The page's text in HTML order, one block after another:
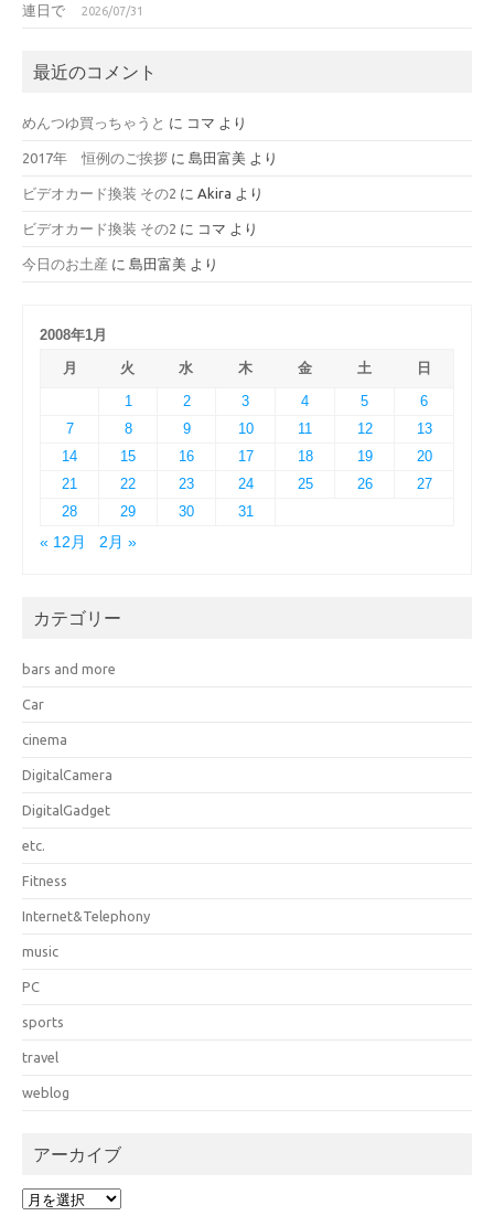
連日で 2026/07/31
最近のコメント
めんつゆ買っちゃうと に コマ より
2017年 恒例のご挨拶 に 島田富美 より
ビデオカード換装 その2 に Akira より
ビデオカード換装 その2 に コマ より
今日のお土産 に 島田富美 より
2008年1月
月
火 水 木 金 土
日
1
2 3 4 5
6
7
8 9 10 11 12
13
14
15 16 17 18 19
20
21
22 23 24 25 26
27
28
29 30
31
« 12月
2月 »
カテゴリー
bars and more
Car
cinema
DigitalCamera
DigitalGadget
etc.
Fitness
Internet&Telephony
music
PC
sports
travel
weblog
アーカイブ
ア